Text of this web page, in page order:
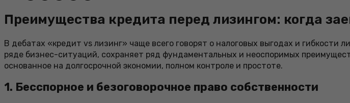
Преимущества кредита перед лизингом: когда
В дебатах «кредит vs лизинг» чаще всего говорят о налоговых выгодах и
ряде бизнес-ситуаций, сохраняет ряд фундаментальных и неоспоримых
основанное на долгосрочной экономии, полном контроле и простоте.
1. Бесспорное и безоговорочное право собственности